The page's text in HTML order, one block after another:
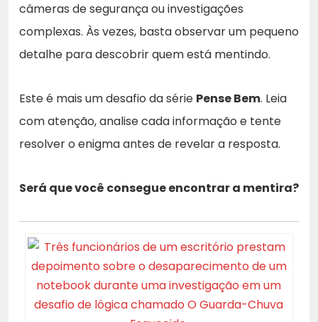
câmeras de segurança ou investigações
complexas. Às vezes, basta observar um pequeno
detalhe para descobrir quem está mentindo.
Este é mais um desafio da série Pense Bem. Leia
com atenção, analise cada informação e tente
resolver o enigma antes de revelar a resposta.
Será que você consegue encontrar a mentira?